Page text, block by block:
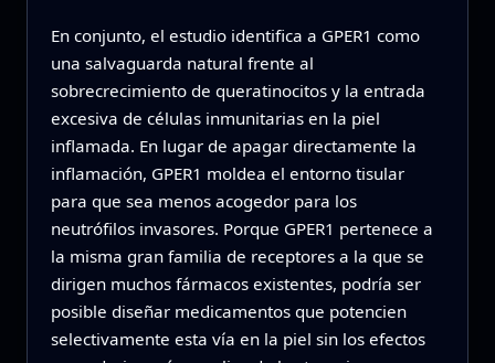
En conjunto, el estudio identifica a GPER1 como
una salvaguarda natural frente al
sobrecrecimiento de queratinocitos y la entrada
excesiva de células inmunitarias en la piel
inflamada. En lugar de apagar directamente la
inflamación, GPER1 moldea el entorno tisular
para que sea menos acogedor para los
neutrófilos invasores. Porque GPER1 pertenece a
la misma gran familia de receptores a la que se
dirigen muchos fármacos existentes, podría ser
posible diseñar medicamentos que potencien
selectivamente esta vía en la piel sin los efectos